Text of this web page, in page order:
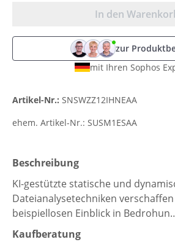
In den
zur
mit Ihren Sophos
Artikel-Nr.: SNSWZZ12IHNEAA
ehem. Artikel-Nr.: SUSM1ESAA
Beschreibung
KI-gestützte statische und
Dateianalysetechniken
beispiellosen Einblick in
Kaufberatung